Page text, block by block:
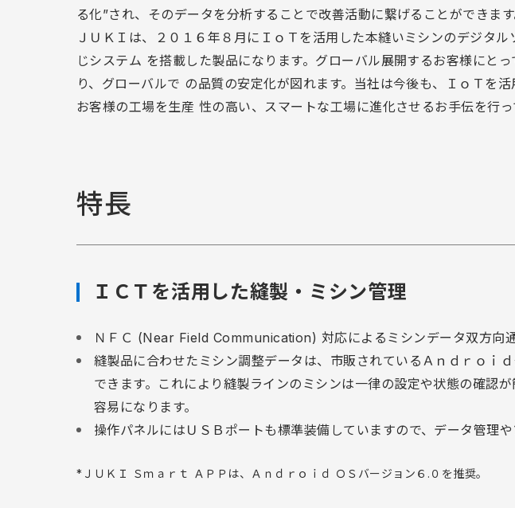
る化”され、そのデータを分析することで改善活動に繋げることができま
ＪＵＫＩは、２０１６年８月にＩｏＴを活用した本縫いミシンのデジタ
じシステム を搭載した製品になります。グローバル展開するお客様にと
り、グローバルで の品質の安定化が図れます。当社は今後も、ＩｏＴを
お客様の工場を生産 性の高い、スマートな工場に進化させるお手伝を行っ
特長
ＩＣＴを活用した縫製・ミシン管理
ＮＦＣ (Near Field Communication) 対応によるミシンデータ双方向通
縫製品に合わせたミシン調整データは、市販されているＡｎｄｒｏｉ
できます。これにより縫製ラインのミシンは一律の設定や状態の確認
容易になります。
操作パネルにはＵＳＢポートも標準装備していますので、データ管理
*ＪＵＫＩ Ｓｍａｒｔ ＡＰＰは、Ａｎｄｒｏｉｄ ＯＳバージョン６.０を推奨。